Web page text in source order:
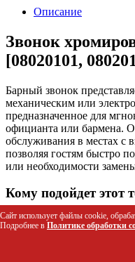
Описание
Звонок
[08020101,
Барный звонок
механическим или
предназначенное для
официанта или бармена.
обслуживания в местах с
позволяя гостям быстро
или необходимости
Кому подойдет этот
Владельцам баров,
оптимизации работы
Сайт использует файлы cookie,
Подробнее в Политике обработки